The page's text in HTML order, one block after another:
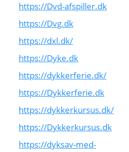
https://Dvd-afspiller.dk
https://Dvg.dk
https://dxl.dk/
https://Dyke.dk
https://dykkerferie.dk/
https://Dykkerferie.dk
https://dykkerkursus.dk/
https://Dykkerkursus.dk
https://dyksav-med-